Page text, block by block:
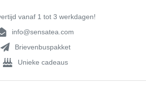
vanaf 1 tot 3 werkdagen!
info@sensatea.com
Brievenbuspakket
Unieke cadeaus